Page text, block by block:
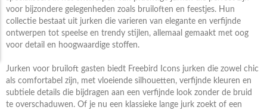
voor bijzondere gelegenheden zoals bruiloften en feestjes. Hun
collectie bestaat uit jurken die varieren van elegante en verfijnde
ontwerpen tot speelse en trendy stijlen, allemaal gemaakt met oog
voor detail en hoogwaardige stoffen.
Jurken voor bruiloft gasten biedt Freebird Icons jurken die zowel chic
als comfortabel zijn, met vloeiende silhouetten, verfijnde kleuren en
subtiele details die bijdragen aan een verfijnde look zonder de bruid
te overschaduwen. Of je nu een klassieke lange jurk zoekt of een